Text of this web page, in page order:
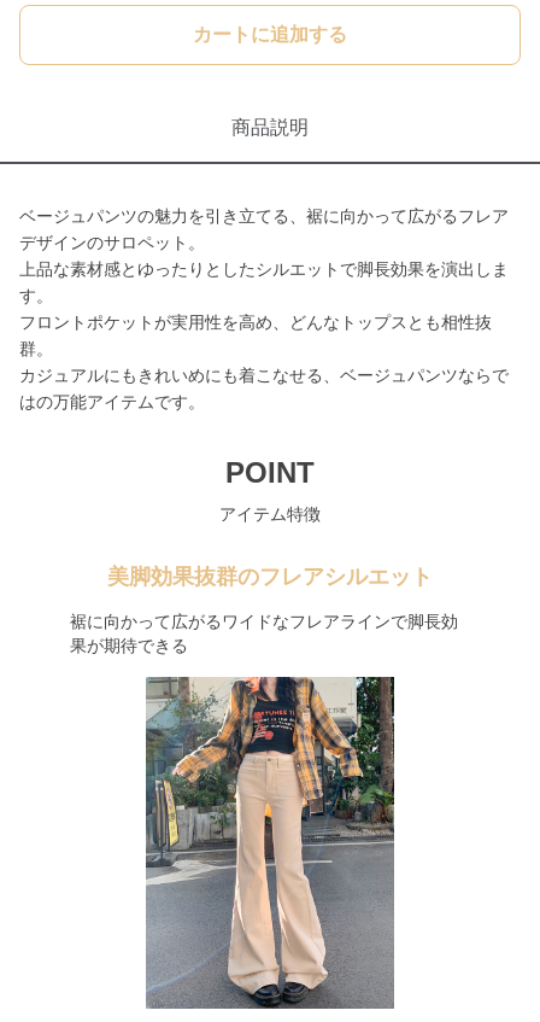
カートに追加する
商品説明
ベージュパンツの魅力を引き立てる、裾に向かって広がるフレア
デザインのサロペット。
上品な素材感とゆったりとしたシルエットで脚長効果を演出しま
す。
フロントポケットが実用性を高め、どんなトップスとも相性抜
群。
カジュアルにもきれいめにも着こなせる、ベージュパンツならで
はの万能アイテムです。
POINT
アイテム特徴
美脚効果抜群のフレアシルエット
裾に向かって広がるワイドなフレアラインで脚長効
果が期待できる